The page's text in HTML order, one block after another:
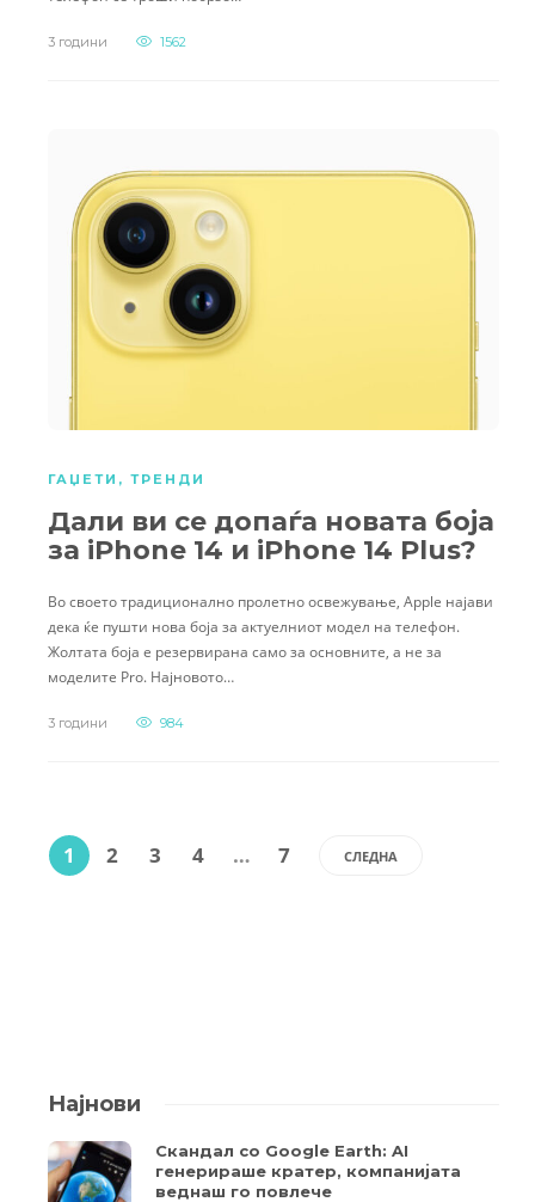
3 години 1562
ГАЏЕТИ , ТРЕНДИ
Дали ви се допаѓа новата боја
за iPhone 14 и iPhone 14 Plus?
Во своето традиционално пролетно освежување, Apple најави
дека ќе пушти нова боја за актуелниот модел на телефон.
Жолтата боја е резервирана само за основните, а не за
моделите Pro. Најновото…
3 години 984
1 2 3 4 … 7 СЛЕДНА
Најнови
Скандал со Google Earth: AI
генерираше кратер, компанијата
веднаш го повлече